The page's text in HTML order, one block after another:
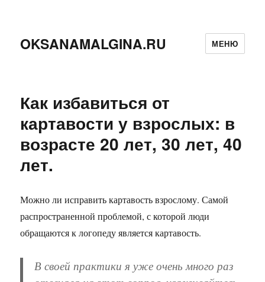
OKSANAMALGINA.RU МЕНЮ
Как избавиться от
картавости у взрослых: в
возрасте 20 лет, 30 лет, 40
лет.
Можно ли исправить картавость взрослому. Самой
распространенной проблемой, с которой люди
обращаются к логопеду является картавость.
В своей практики я уже очень много раз